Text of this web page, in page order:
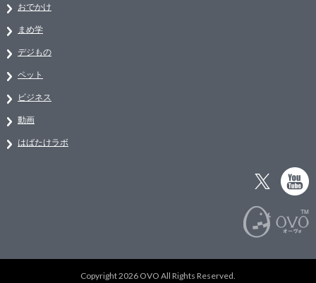
おでかけ
まめ学
デジもの
ペット
ビジネス
動画
はばたけラボ
Copyright 2026 OVO All Rights Reserved.